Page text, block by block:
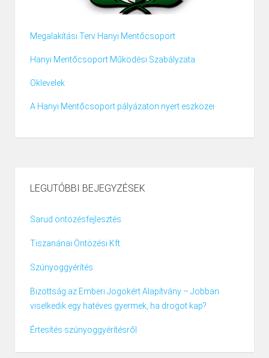
Megalakítási Terv Hanyi Mentőcsoport
Hanyi Mentőcsoport Működési Szabályzata
Oklevelek
A Hanyi Mentőcsoport pályázaton nyert eszközei
LEGUTÓBBI BEJEGYZÉSEK
Sarud öntözésfejlesztés
Tiszanánai Öntözési Kft.
Szúnyoggyérítés
Bizottság az Emberi Jogokért Alapítvány – Jobban
viselkedik egy hatéves gyermek, ha drogot kap?
Értesítés szúnyoggyérítésről